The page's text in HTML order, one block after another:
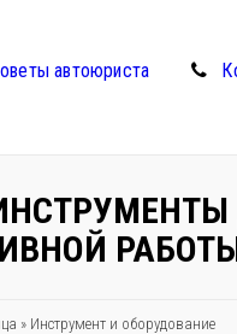
автоюриста
» Инструмент и оборудование